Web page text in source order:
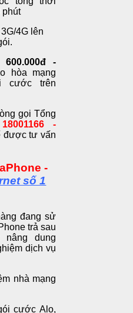
phút
4G lên
600.000đ -
hòa mạng
cước trên
gọi Tổng
18001166 -
được tư vấn
-
số 1
đang sử
trả sau
dung
dịch vụ
nhà mạng
cước Alo,